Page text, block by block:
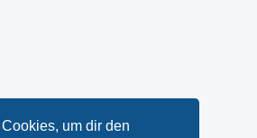
um dir den